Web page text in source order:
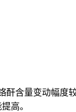
含量变动幅度
高。